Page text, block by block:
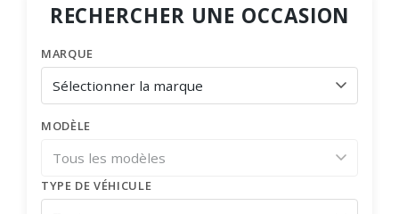
RECHERCHER UNE OCCASION
MARQUE
MODÈLE
TYPE DE VÉHICULE